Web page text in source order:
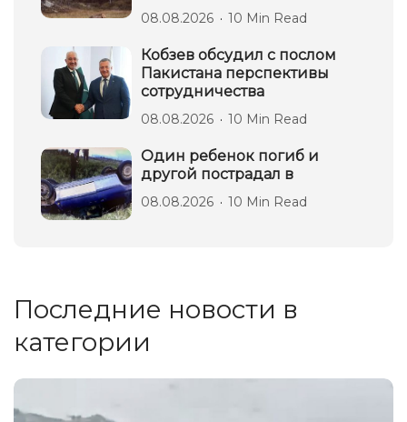
08.08.2026 10 Min Read
Кобзев обсудил с послом
Пакистана перспективы
сотрудничества
08.08.2026 10 Min Read
Один ребенок погиб и
другой пострадал в
08.08.2026 10 Min Read
Последние новости в
категории